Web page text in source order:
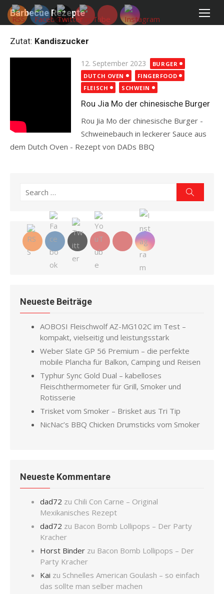
Skip
Barbecue Rezepte
Zutat: Kandiszucker
Posted
on
12. September 2023
BURGER
DUTCH OVEN
FINGERFOOD
FLEISCH
SCHWEIN
Rou Jia Mo der chinesische Burger
Rou Jia Mo der chinesische Burger -
Schweinebauch in leckerer Sauce aus
dem Dutch Oven - Rezept von DADs BBQ
Search
Neueste Beiträge
AOBOSI Fleischwolf AZ-MG102C im Test –
kompakt, vielseitig und leistungsstark
Weber Slate GP 56 Premium – die perfekte
mobile Plancha für Balkon, Camping und Reisen
Typhur Sync Gold Dual – kabelloses
Fleischthermometer für Grill, Smoker und
Rotisserie
Trisket vom Smoker – Brisket aus Tri Tip
NicNac’s BBQ Chicken Drumsticks vom Smoker
Neueste Kommentare
dad72 zu Chili Con Carne – Original
Mexikanisches Rezept
dad72 zu Bacon Bomb Lollipops – Der Party
Kracher
Horst Binder zu Bacon Bomb Lollipops – Der
Party Kracher
Kai zu Schnelles American Goulash – so einfach
das sollte man selber machen